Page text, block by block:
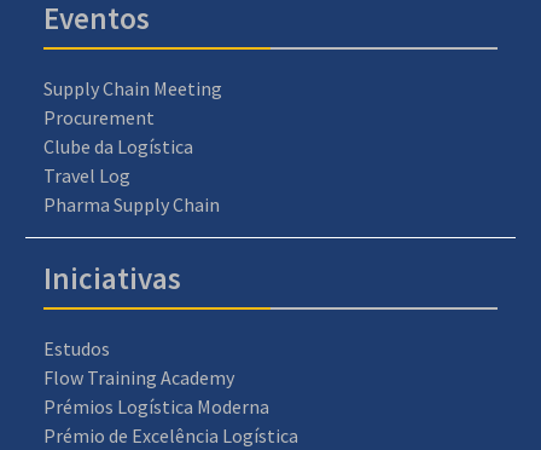
Eventos
Supply Chain Meeting
Procurement
Clube da Logística
Travel Log
Pharma Supply Chain
Iniciativas
Estudos
Flow Training Academy
Prémios Logística Moderna
Prémio de Excelência Logística